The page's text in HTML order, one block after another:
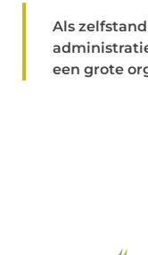
Als
een grote